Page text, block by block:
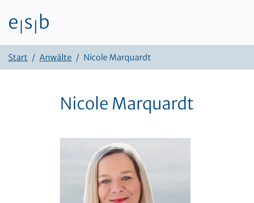
Zum Inhalt
e s b
Start Anwälte Nicole Marquardt
Nicole Marquardt